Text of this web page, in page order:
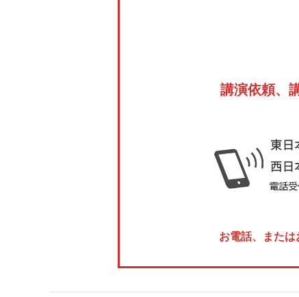
講演依頼、
お電話、また